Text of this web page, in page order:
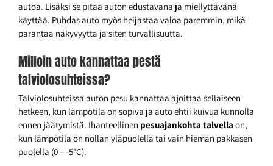
autoa. Lisäksi se pitää auton edustavana ja miellyttävänä
käyttää. Puhdas auto myös heijastaa valoa paremmin, mikä
parantaa näkyvyyttä ja siten turvallisuutta.
Milloin auto kannattaa pestä
talviolosuhteissa?
Talviolosuhteissa auton pesu kannattaa ajoittaa sellaiseen
hetkeen, kun lämpötila on sopiva ja auto ehtii kuivua kunnolla
ennen jäätymistä. Ihanteellinen pesuajankohta talvella on,
kun lämpötila on nollan yläpuolella tai vain hieman pakkasen
puolella (0 – -5°C).